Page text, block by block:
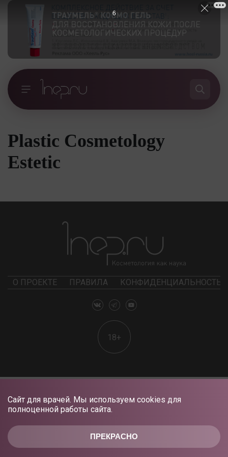
ПРЕКРАСНО
Сайт для врачей. Мы используем cookies для
полноценной работы сайта.
Plastic Cosmetology
Estetic
О ПРОЕКТЕ ПРАВИЛА КОНФИДЕНЦИАЛЬНОСТЬ
18+
6